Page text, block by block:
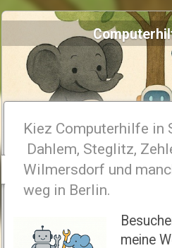
Kiez Computerhilfe in
Dahlem, Steglitz,
Wilmersdorf und
weg in Berlin.
meine